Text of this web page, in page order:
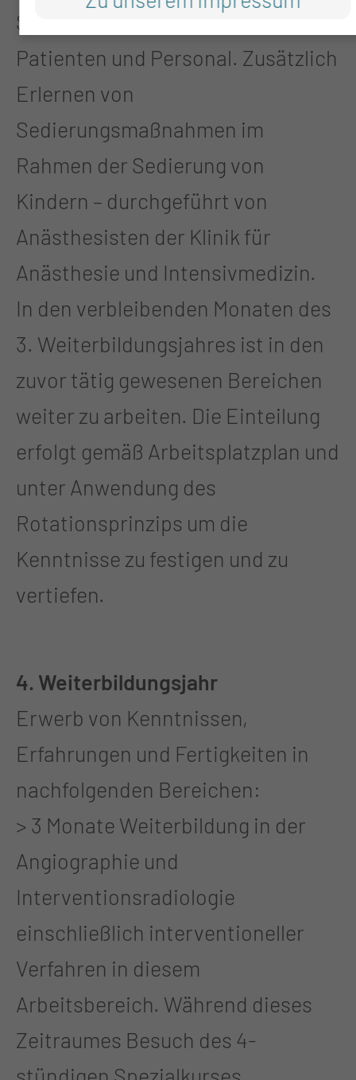
Sicherheitsmaßnahmen für
Patienten und Personal. Zusätzlich
Erlernen von
Sedierungsmaßnahmen im
Rahmen der Sedierung von
Kindern – durchgeführt von
Anästhesisten der Klinik für
Anästhesie und Intensivmedizin.
In den verbleibenden Monaten des
3. Weiterbildungsjahres ist in den
zuvor tätig gewesenen Bereichen
weiter zu arbeiten. Die Einteilung
erfolgt gemäß Arbeitsplatzplan und
unter Anwendung des
Rotationsprinzips um die
Kenntnisse zu festigen und zu
vertiefen.
4. Weiterbildungsjahr
Erwerb von Kenntnissen,
Erfahrungen und Fertigkeiten in
nachfolgenden Bereichen:
> 3 Monate Weiterbildung in der
Angiographie und
Interventionsradiologie
einschließlich interventioneller
Verfahren in diesem
Arbeitsbereich. Während dieses
Zeitraumes Besuch des 4-